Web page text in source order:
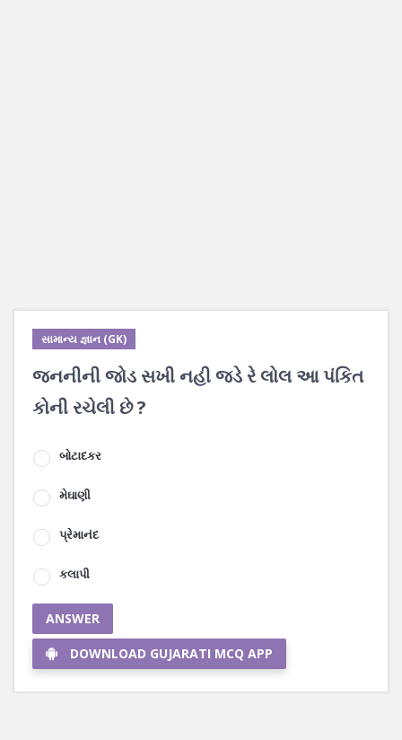
સામાન્ય જ્ઞાન (GK)
જનનીની જોડ સખી નહી જડે રે લોલ આ પંકિત
કોની રચેલી છે ?
બોટાદકર
મેઘાણી
પ્રેમાનંદ
કલાપી
ANSWER
DOWNLOAD GUJARATI MCQ APP